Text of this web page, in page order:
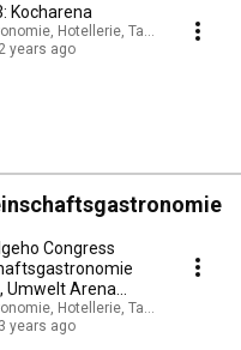
Kocharena
Hotellerie, Take-away und
2 years ago
Congress
Umwelt Arena
Hotellerie, Take-away und
3 years ago